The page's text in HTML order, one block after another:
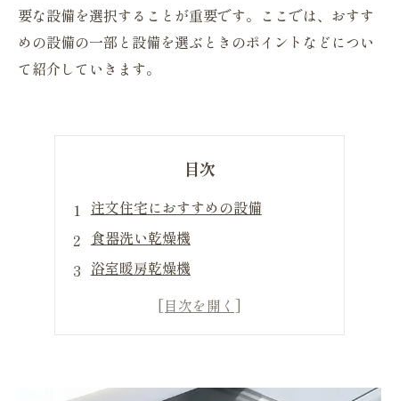
要な設備を選択することが重要です。ここでは、おすす
めの設備の一部と設備を選ぶときのポイントなどについ
て紹介していきます。
目次
注文住宅におすすめの設備
食器洗い乾燥機
浴室暖房乾燥機
クローゼット
まとめ